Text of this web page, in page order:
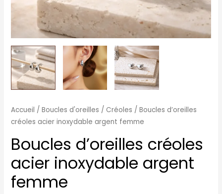
Accueil /Boucles d'oreilles / Créoles / Boucles d’oreilles
créoles acier inoxydable argent femme
Boucles d’oreilles créoles
acier inoxydable argent
femme